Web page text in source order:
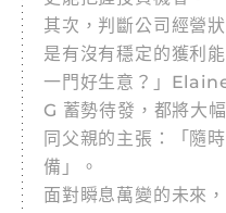
其次，判斷公司經營
是有沒有穩定的獲利
一門好生意？」
G 蓄勢待發，都將大
同父親的主張：「隨
備」。
面對瞬息萬變的未來